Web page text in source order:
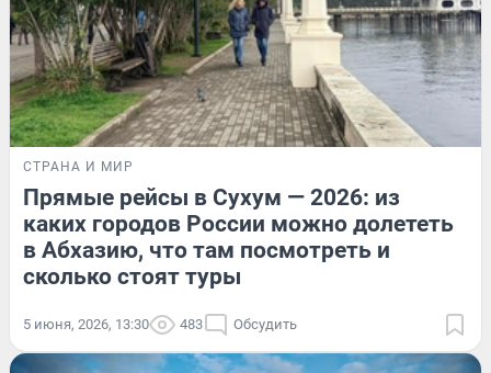
СТРАНА И МИР
Прямые рейсы в Сухум — 2026: из
каких городов России можно долететь
в Абхазию, что там посмотреть и
сколько стоят туры
5 июня, 2026, 13:30 483 Обсудить